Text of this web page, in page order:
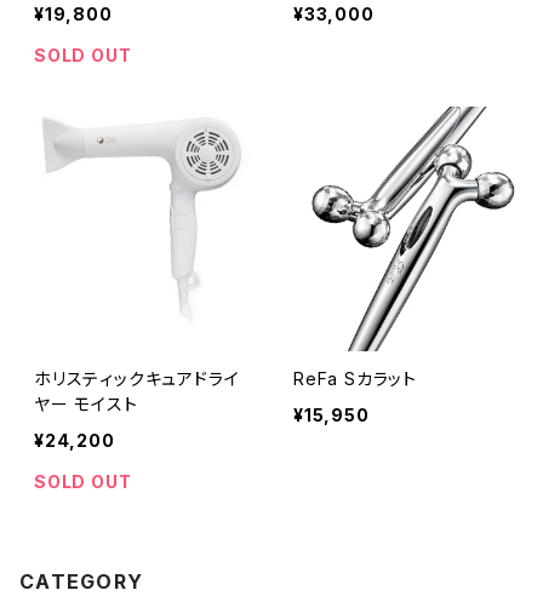
¥19,800
SOLD OUT
¥33,000
ホリスティックキュアドライ
ヤー モイスト
¥24,200
SOLD OUT
ReFa Sカラット
¥15,950
CATEGORY